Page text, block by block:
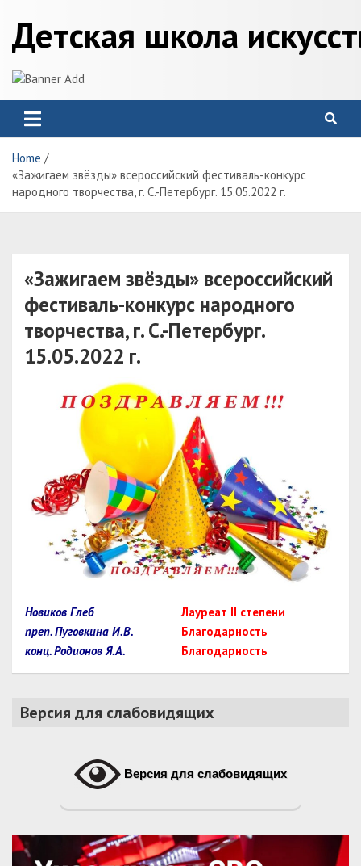
content
Детская школа
Home
«Зажигаем звёзды» всероссийский фестиваль-конкурс
народного творчества, г. С.-Петербург. 15.05.2022 г.
«Зажигаем звёзды» всероссийский
фестиваль-конкурс народного
творчества, г. С.-Петербург.
15.05.2022 г.
Новиков Глеб
Лауреат II степени
преп. Пуговкина И.В.
Благодарность
конц. Родионов Я.А.
Благодарность
Версия для слабовидящих
Версия для слабовидящих